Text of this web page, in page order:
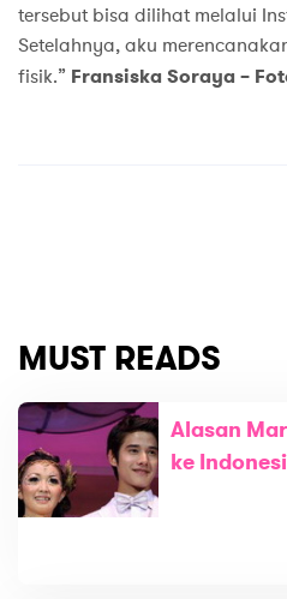
tersebut bisa dilihat melalui
Setelahnya, aku
fisik.” Fransiska Soraya –
MUST READS
Alasan
ke